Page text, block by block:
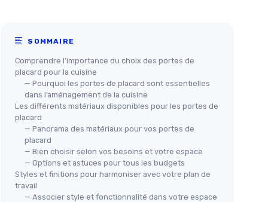
SOMMAIRE
Comprendre l’importance du choix des portes de
placard pour la cuisine
— Pourquoi les portes de placard sont essentielles
dans l’aménagement de la cuisine
Les différents matériaux disponibles pour les portes de
placard
— Panorama des matériaux pour vos portes de
placard
— Bien choisir selon vos besoins et votre espace
— Options et astuces pour tous les budgets
Styles et finitions pour harmoniser avec votre plan de
travail
— Associer style et fonctionnalité dans votre espace